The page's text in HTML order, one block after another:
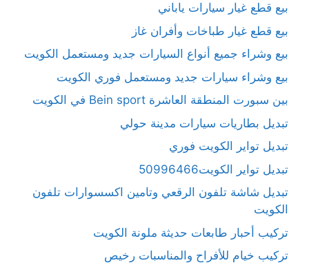
بيع قطع غيار سيارات ياباني
بيع قطع غيار طباخات وأفران غاز
بيع وشراء جميع أنواع السيارات جديد ومستعمل الكويت
بيع وشراء سيارات جديد ومستعمل فوري الكويت
بين سبورت المنطقة العاشرة Bein sport في الكويت
تبديل بطاريات سيارات مدينة حولي
تبديل تواير الكويت فوري
تبديل تواير الكويت50996466
تبديل شاشة تلفون الرقعي وتامين اكسسوارات تلفون
الكويت
تركيب أحبار طابعات حديثة ملونة الكويت
تركيب خيام للأفراح والمناسبات رخيص